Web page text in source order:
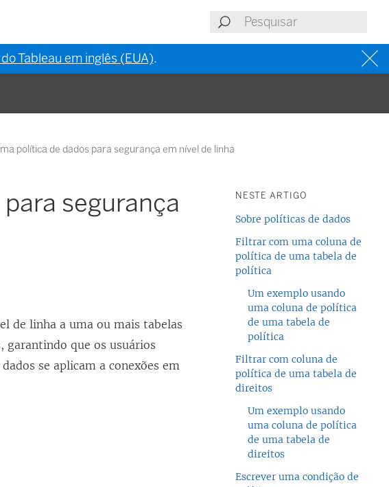
Tableau em inglês (EUA).
política de dados para segurança em nível de linha
segurança
de linha a uma ou mais tabelas
garantindo que os usuários
se aplicam a conexões em
NESTE ARTIGO
Sobre políticas de dados
Filtrar com uma coluna de
política de uma tabela de
política
Um exemplo usando
uma coluna de política
de uma tabela de
política
Filtrar com coluna de
política de uma tabela de
direitos
Um exemplo usando
uma coluna de política
de uma tabela de
direitos
Escrever uma condição de